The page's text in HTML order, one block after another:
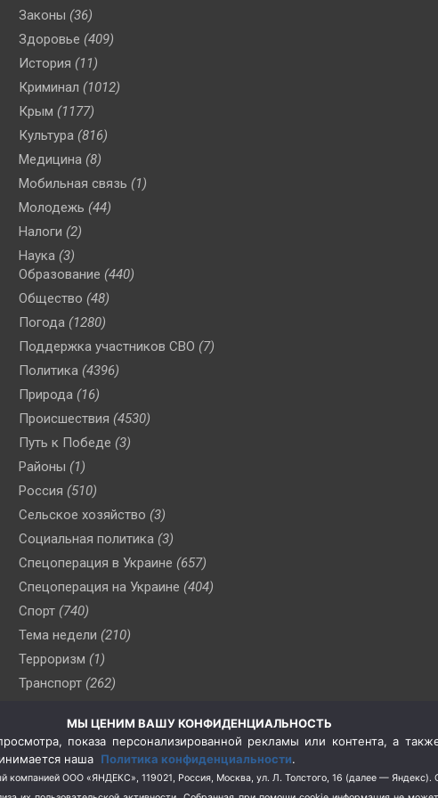
Законы (36)
Здоровье (409)
История (11)
Криминал (1012)
Крым (1177)
Культура (816)
Медицина (8)
Мобильная связь (1)
Молодежь (44)
Налоги (2)
Наука (3)
Образование (440)
Общество (48)
Погода (1280)
Поддержка участников СВО (7)
Политика (4396)
Природа (16)
Происшествия (4530)
Путь к Победе (3)
Районы (1)
Россия (510)
Сельское хозяйство (3)
Социальная политика (3)
Спецоперация в Украине (657)
Спецоперация на Украине (404)
Спорт (740)
Тема недели (210)
Терроризм (1)
Транспорт (262)
(76)
Цены (2)
Школа и спорт (2)
МЫ ЦЕНИМ ВАШУ КОНФИДЕНЦИАЛЬНОСТЬ
показа персонализированной рекламы или контента, а
наша Политика конфиденциальности.
компанией ООО «ЯНДЕКС», 119021, Россия, Москва, ул. Л. Толстого, 16 (далее —